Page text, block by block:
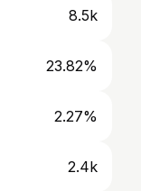
8.5k
23.82%
2.27%
2.4k